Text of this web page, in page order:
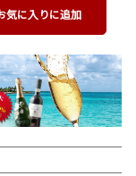
気に入りに追加